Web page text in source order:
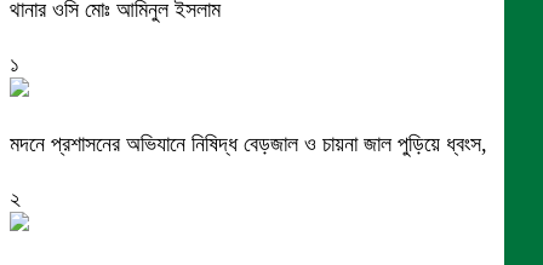
থানার ওসি মোঃ আমিনুল ইসলাম
১
মদনে প্রশাসনের অভিযানে নিষিদ্ধ বেড়জাল ও চায়না জাল পুড়িয়ে ধ্বংস,
২